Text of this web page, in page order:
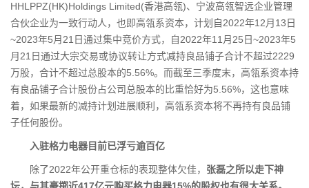
HHLPPZ(HK)Holdings Limited(香港高瓴)、宁波高瓴智远企业管理
合伙企业为一致行动人，也即高瓴系资本，计划自2022年12月13日
~2023年5月21日通过集中竞价方式，自2022年11月25日~2023年5
月21日通过大宗交易或协议转让方式减持良品铺子合计不超过2229
万股，合计不超过总股本的5.56%。而截至三季度末，高瓴系资本持
有良品铺子合计股份占公司总股本的比重恰好为5.56%，这也意味
着，如果最新的减持计划进展顺利，高瓴系资本将不再持有良品铺
子任何股份。
入驻格力电器目前已浮亏逾百亿
除了2022年公开重仓标的表现整体欠佳， 张磊之所以走下神